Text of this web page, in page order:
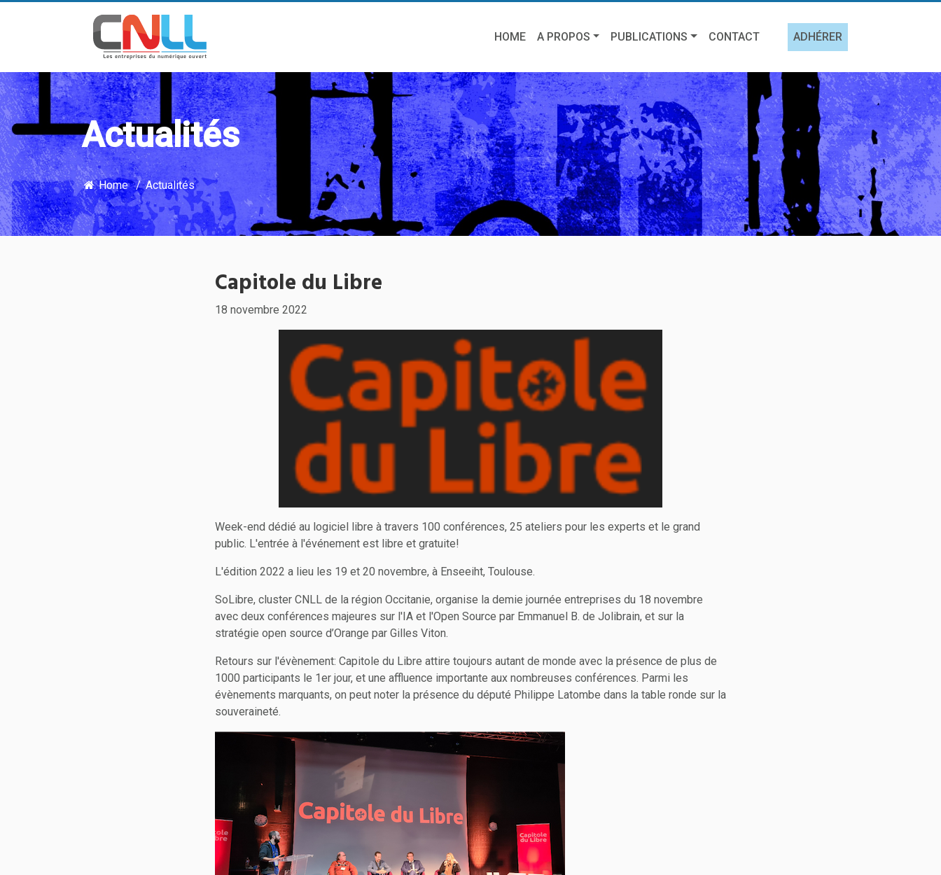
HOME A PROPOS PUBLICATIONS CONTACT ADHÉRER
Actualités
Home Actualités
Capitole du Libre
18 novembre 2022
Week-end dédié au logiciel libre à travers 100 conférences, 25 ateliers pour les experts et le grand
public. L'entrée à l'événement est libre et gratuite!
L'édition 2022 a lieu les 19 et 20 novembre, à Enseeiht, Toulouse.
SoLibre, cluster CNLL de la région Occitanie, organise la demie journée entreprises du 18 novembre
avec deux conférences majeures sur l'IA et l'Open Source par Emmanuel B. de Jolibrain, et sur la
stratégie open source d’Orange par Gilles Viton.
Retours sur l'évènement: Capitole du Libre attire toujours autant de monde avec la présence de plus de
1000 participants le 1er jour, et une affluence importante aux nombreuses conférences. Parmi les
évènements marquants, on peut noter la présence du député Philippe Latombe dans la table ronde sur la
souveraineté.